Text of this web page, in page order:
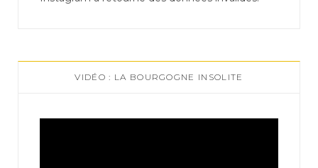
VIDÉO : LA BOURGOGNE INSOLITE